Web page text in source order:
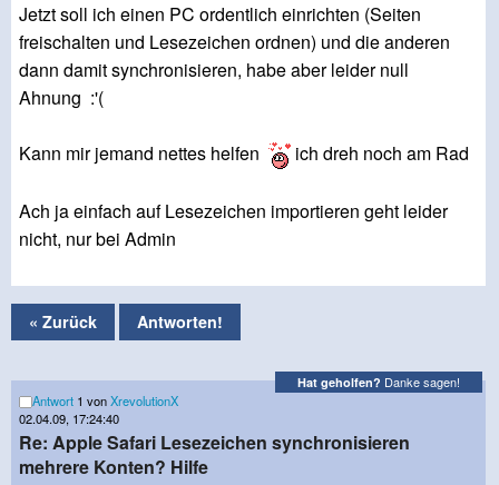
Jetzt soll ich einen PC ordentlich einrichten (Seiten
freischalten und Lesezeichen ordnen) und die anderen
dann damit synchronisieren, habe aber leider null
Ahnung :'(
Kann mir jemand nettes helfen ich dreh noch am Rad
Ach ja einfach auf Lesezeichen importieren geht leider
nicht, nur bei Admin
« Zurück Antworten!
Hat geholfen? Danke sagen!
Antwort 1 vonXrevolutionX
02.04.09, 17:24:40
Re: Apple Safari Lesezeichen synchronisieren
mehrere Konten? Hilfe